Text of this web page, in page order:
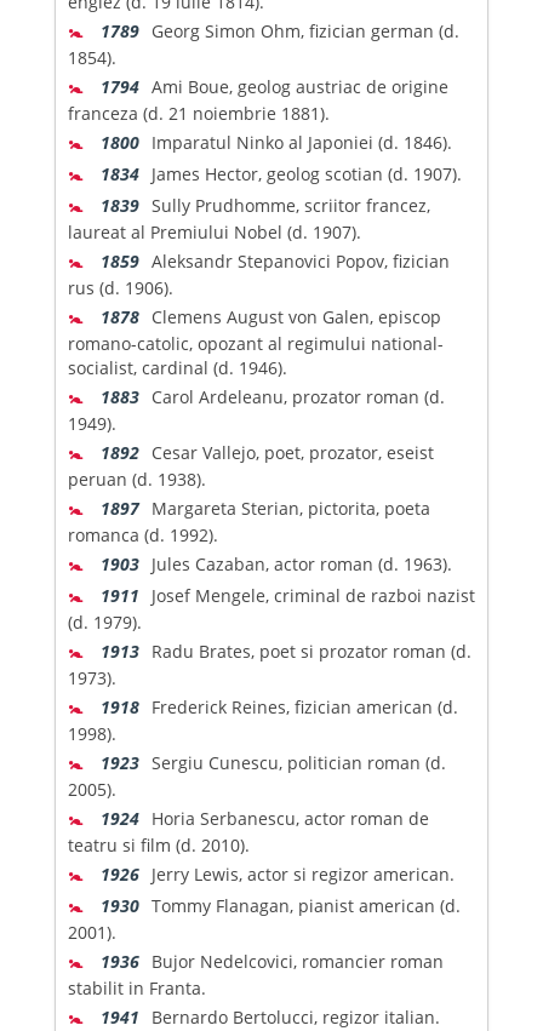
🚼 1789 Georg Simon Ohm, fizician german (d.
1854).
🚼 1794 Ami Boue, geolog austriac de origine
franceza (d. 21 noiembrie 1881).
🚼 1800 Imparatul Ninko al Japoniei (d. 1846).
🚼 1834 James Hector, geolog scotian (d. 1907).
🚼 1839 Sully Prudhomme, scriitor francez,
laureat al Premiului Nobel (d. 1907).
🚼 1859 Aleksandr Stepanovici Popov, fizician
rus (d. 1906).
🚼 1878 Clemens August von Galen, episcop
romano-catolic, opozant al regimului national-
socialist, cardinal (d. 1946).
🚼 1883 Carol Ardeleanu, prozator roman (d.
1949).
🚼 1892 Cesar Vallejo, poet, prozator, eseist
peruan (d. 1938).
🚼 1897 Margareta Sterian, pictorita, poeta
romanca (d. 1992).
🚼 1903 Jules Cazaban, actor roman (d. 1963).
🚼 1911
Josef Mengele, criminal de razboi nazist
(d. 1979).
🚼 1913 Radu Brates, poet si prozator roman (d.
1973).
🚼 1918 Frederick Reines, fizician american (d.
1998).
🚼 1923 Sergiu Cunescu, politician roman (d.
2005).
🚼 1924 Horia Serbanescu, actor roman de
teatru si film (d. 2010).
🚼 1926 Jerry Lewis, actor si regizor american.
🚼 1930 Tommy Flanagan, pianist american (d.
2001).
🚼 1936 Bujor Nedelcovici, romancier roman
stabilit in Franta.
🚼 1941 Bernardo Bertolucci, regizor italian.